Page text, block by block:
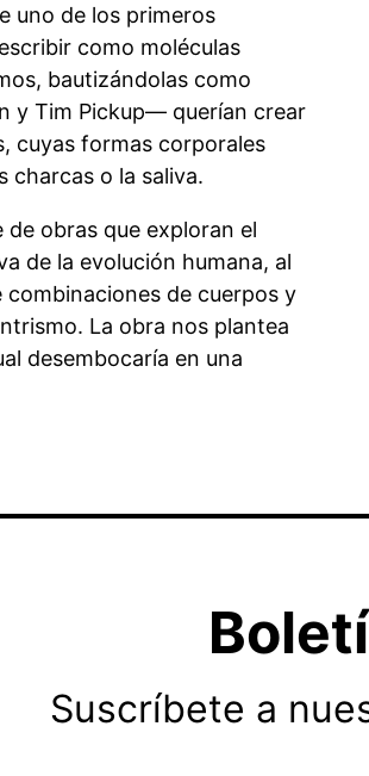
uno de los primeros
como moléculas
bautizándolas como
y Tim Pickup— querían crear
cuyas formas corporales
charcas o la saliva.
obras que exploran el
de la evolución humana, al
de cuerpos y
La obra nos plantea
desembocaría en una
Suscríbete a